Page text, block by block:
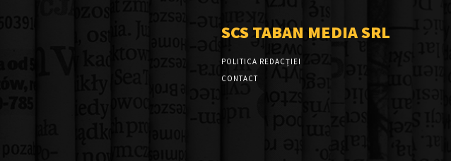
SCS TABAN MEDIA SRL
POLITICA REDACȚIEI
CONTACT